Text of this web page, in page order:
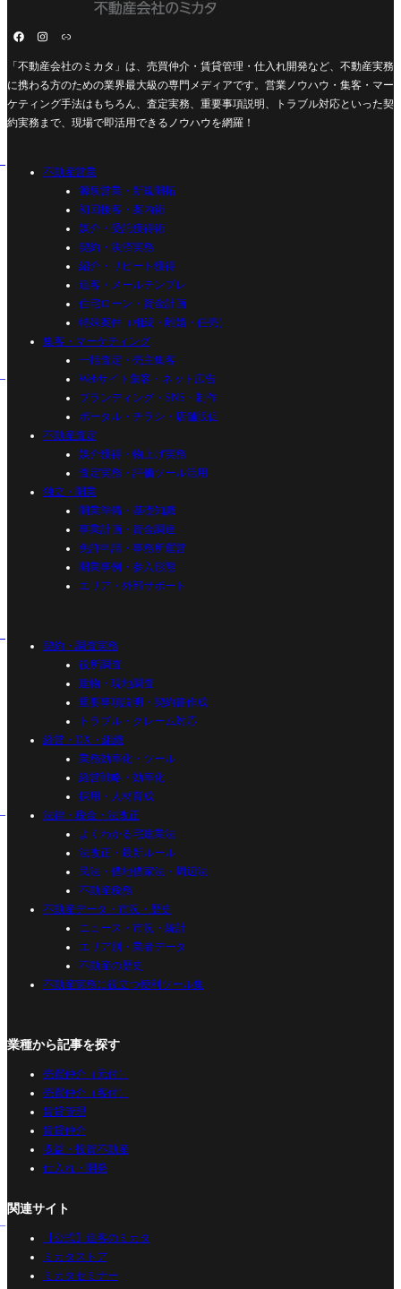
「不動産会社のミカタ」は、売買仲介・賃貸管理・仕入れ開発など、不動産実務
に携わる方のための業界最大級の専門メディアです。営業ノウハウ・集客・マー
ケティング手法はもちろん、査定実務、重要事項説明、トラブル対応といった契
約実務まで、現場で即活用できるノウハウを網羅！
不動産営業
源泉営業・新規開拓
初回接客・案内術
媒介・受託獲得術
契約・決済実務
紹介・リピート獲得
追客・メールテンプレ
住宅ローン・資金計画
特殊案件（相続・離婚・任売）
集客・マーケティング
一括査定・売主集客
Webサイト集客・ネット広告
ブランディング・SNS・制作
ポータル・チラシ・店舗販促
不動産査定
媒介獲得・物上げ実務
査定実務・評価ツール活用
独立・開業
開業準備・基礎知識
事業計画・資金調達
免許申請・事務所運営
開業事例・参入形態
エリア・外部サポート
契約・調査実務
役所調査
建物・現地調査
重要事項説明・契約書作成
トラブル・クレーム対応
経営・DX・組織
業務効率化・ツール
経営戦略・効率化
採用・人材育成
法律・税金・法改正
よくわかる宅建業法
法改正・最新ルール
民法・借地借家法・周辺法
不動産税務
不動産データ・市況・歴史
ニュース・市況・統計
エリア別・業者データ
不動産の歴史
不動産実務に役立つ便利ツール集
業種から記事を探す
売買仲介（元付）
売買仲介（客付）
賃貸管理
賃貸仲介
収益・投資不動産
仕入れ・開発
関連サイト
【公式】追客のミカタ
ミカタストア
ミカタセミナー